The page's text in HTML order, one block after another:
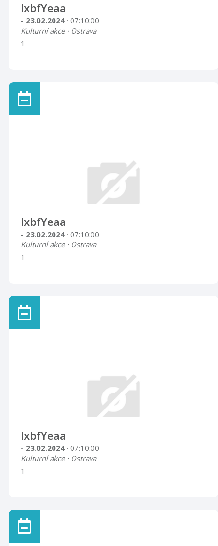
lxbfYeaa
- 23.02.2024 · 07:10:00
Kulturní akce · Ostrava
1
lxbfYeaa
- 23.02.2024 · 07:10:00
Kulturní akce · Ostrava
1
lxbfYeaa
- 23.02.2024 · 07:10:00
Kulturní akce · Ostrava
1